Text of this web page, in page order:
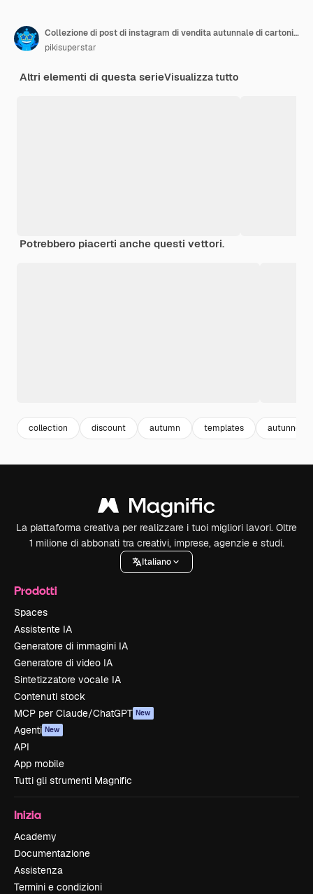
Collezione di post di instagram di vendita autunnale di cartoni animati con foto
pikisuperstar
Altri elementi di questa serieVisualizza tutto
Potrebbero piacerti anche questi vettori.
collection discount autumn templates autunno
La piattaforma creativa per realizzare i tuoi migliori lavori. Oltre
1 milione di abbonati tra creativi, imprese, agenzie e studi.
Italiano
Prodotti
Spaces
Assistente IA
Generatore di immagini IA
Generatore di video IA
Sintetizzatore vocale IA
Contenuti stock
MCP per Claude/ChatGPT New
Agenti New
API
App mobile
Tutti gli strumenti Magnific
Inizia
Academy
Documentazione
Assistenza
Termini e condizioni